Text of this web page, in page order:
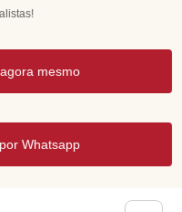
mesmo
Whatsapp